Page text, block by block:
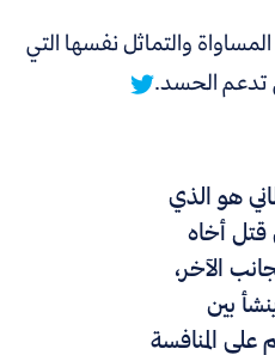
والتماثل نفسها التي
تدعم الحسد.
هو الذي
أخاه
الآخر،
بين
على المنافسة